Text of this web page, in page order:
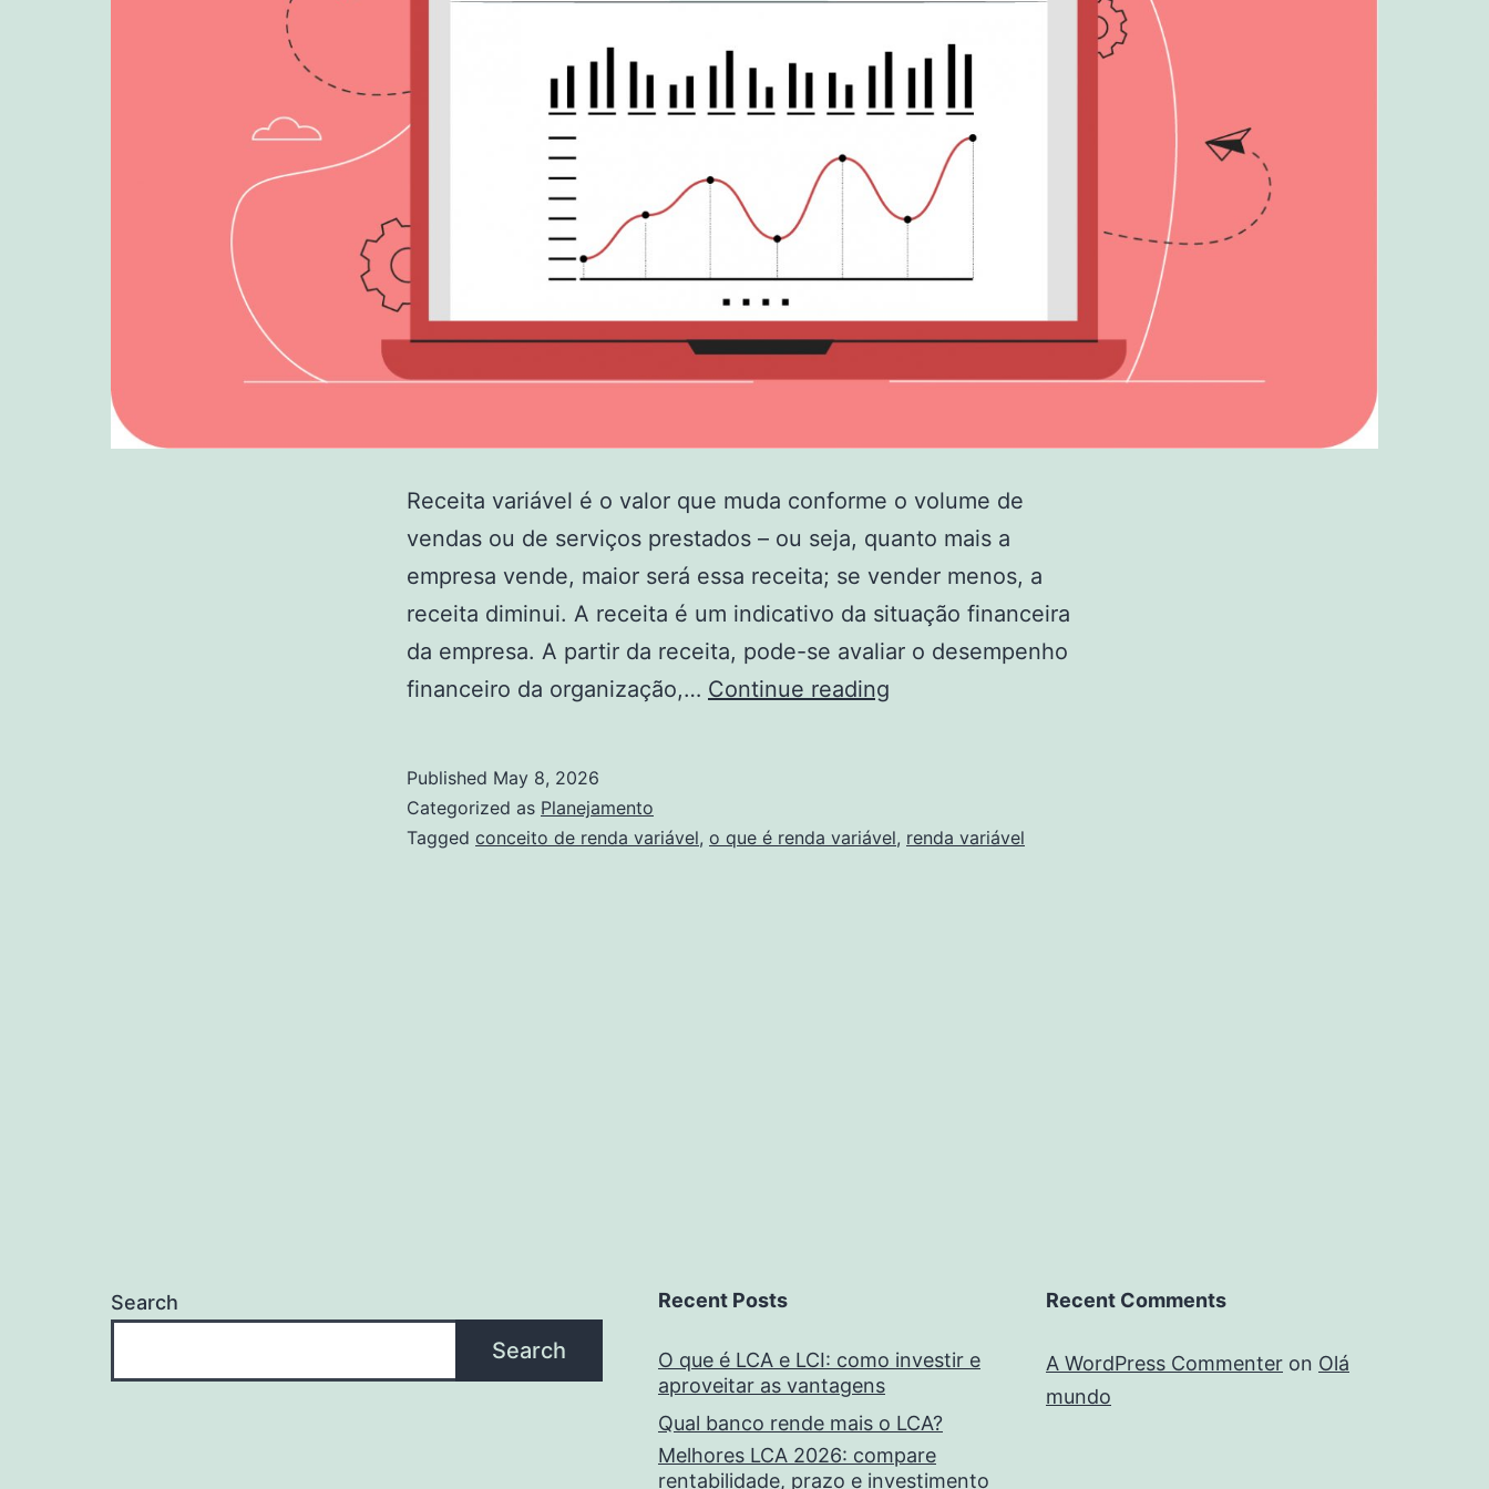
Receita variável é o valor que muda conforme o volume de
vendas ou de serviços prestados – ou seja, quanto mais a
empresa vende, maior será essa receita; se vender menos, a
receita diminui. A receita é um indicativo da situação financeira
da empresa. A partir da receita, pode-se avaliar o desempenho
financeiro da organização,… Continue reading
variável?
Published May 8, 2026
Categorized as Planejamento
Tagged conceito de renda variável, o que é renda variável, renda variável
Search
Search
Recent Posts
O que é LCA e LCI: como investir e
aproveitar as vantagens
Qual banco rende mais o LCA?
Melhores LCA 2026: compare
rentabilidade, prazo e investimento
Recent Comments
A WordPress Commenter on Olá
mundo